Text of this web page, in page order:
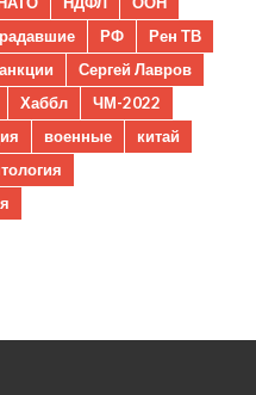
РФ
Рен ТВ
Сергей Лавров
Хаббл
ЧМ-2022
военные
китай